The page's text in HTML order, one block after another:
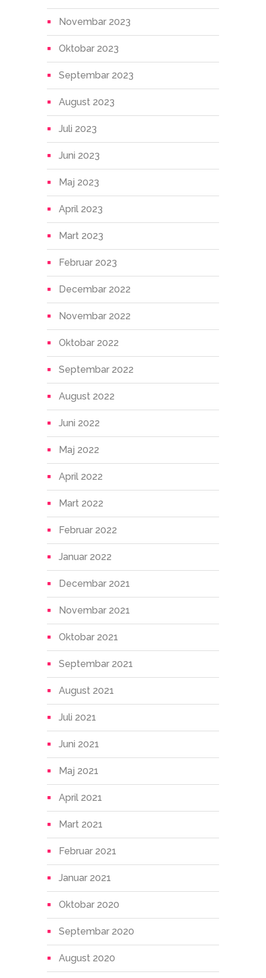
Novembar 2023
Oktobar 2023
Septembar 2023
August 2023
Juli 2023
Juni 2023
Maj 2023
April 2023
Mart 2023
Februar 2023
Decembar 2022
Novembar 2022
Oktobar 2022
Septembar 2022
August 2022
Juni 2022
Maj 2022
April 2022
Mart 2022
Februar 2022
Januar 2022
Decembar 2021
Novembar 2021
Oktobar 2021
Septembar 2021
August 2021
Juli 2021
Juni 2021
Maj 2021
April 2021
Mart 2021
Februar 2021
Januar 2021
Oktobar 2020
Septembar 2020
August 2020